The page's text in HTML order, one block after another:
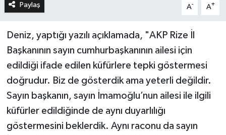
Paylaş A- A+
Deniz, yaptığı yazılı açıklamada, "AKP Rize İl
Başkanının sayın cumhurbaşkanının ailesi için
edildiği ifade edilen küfürlere tepki göstermesi
doğrudur. Biz de gösterdik ama yeterli değildir.
Sayın başkanın, sayın İmamoğlu’nun ailesi ile ilgili
küfürler edildiğinde de aynı duyarlılığı
göstermesini beklerdik. Aynı raconu da sayın